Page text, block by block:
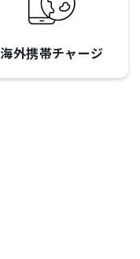
海外携帯チャージ